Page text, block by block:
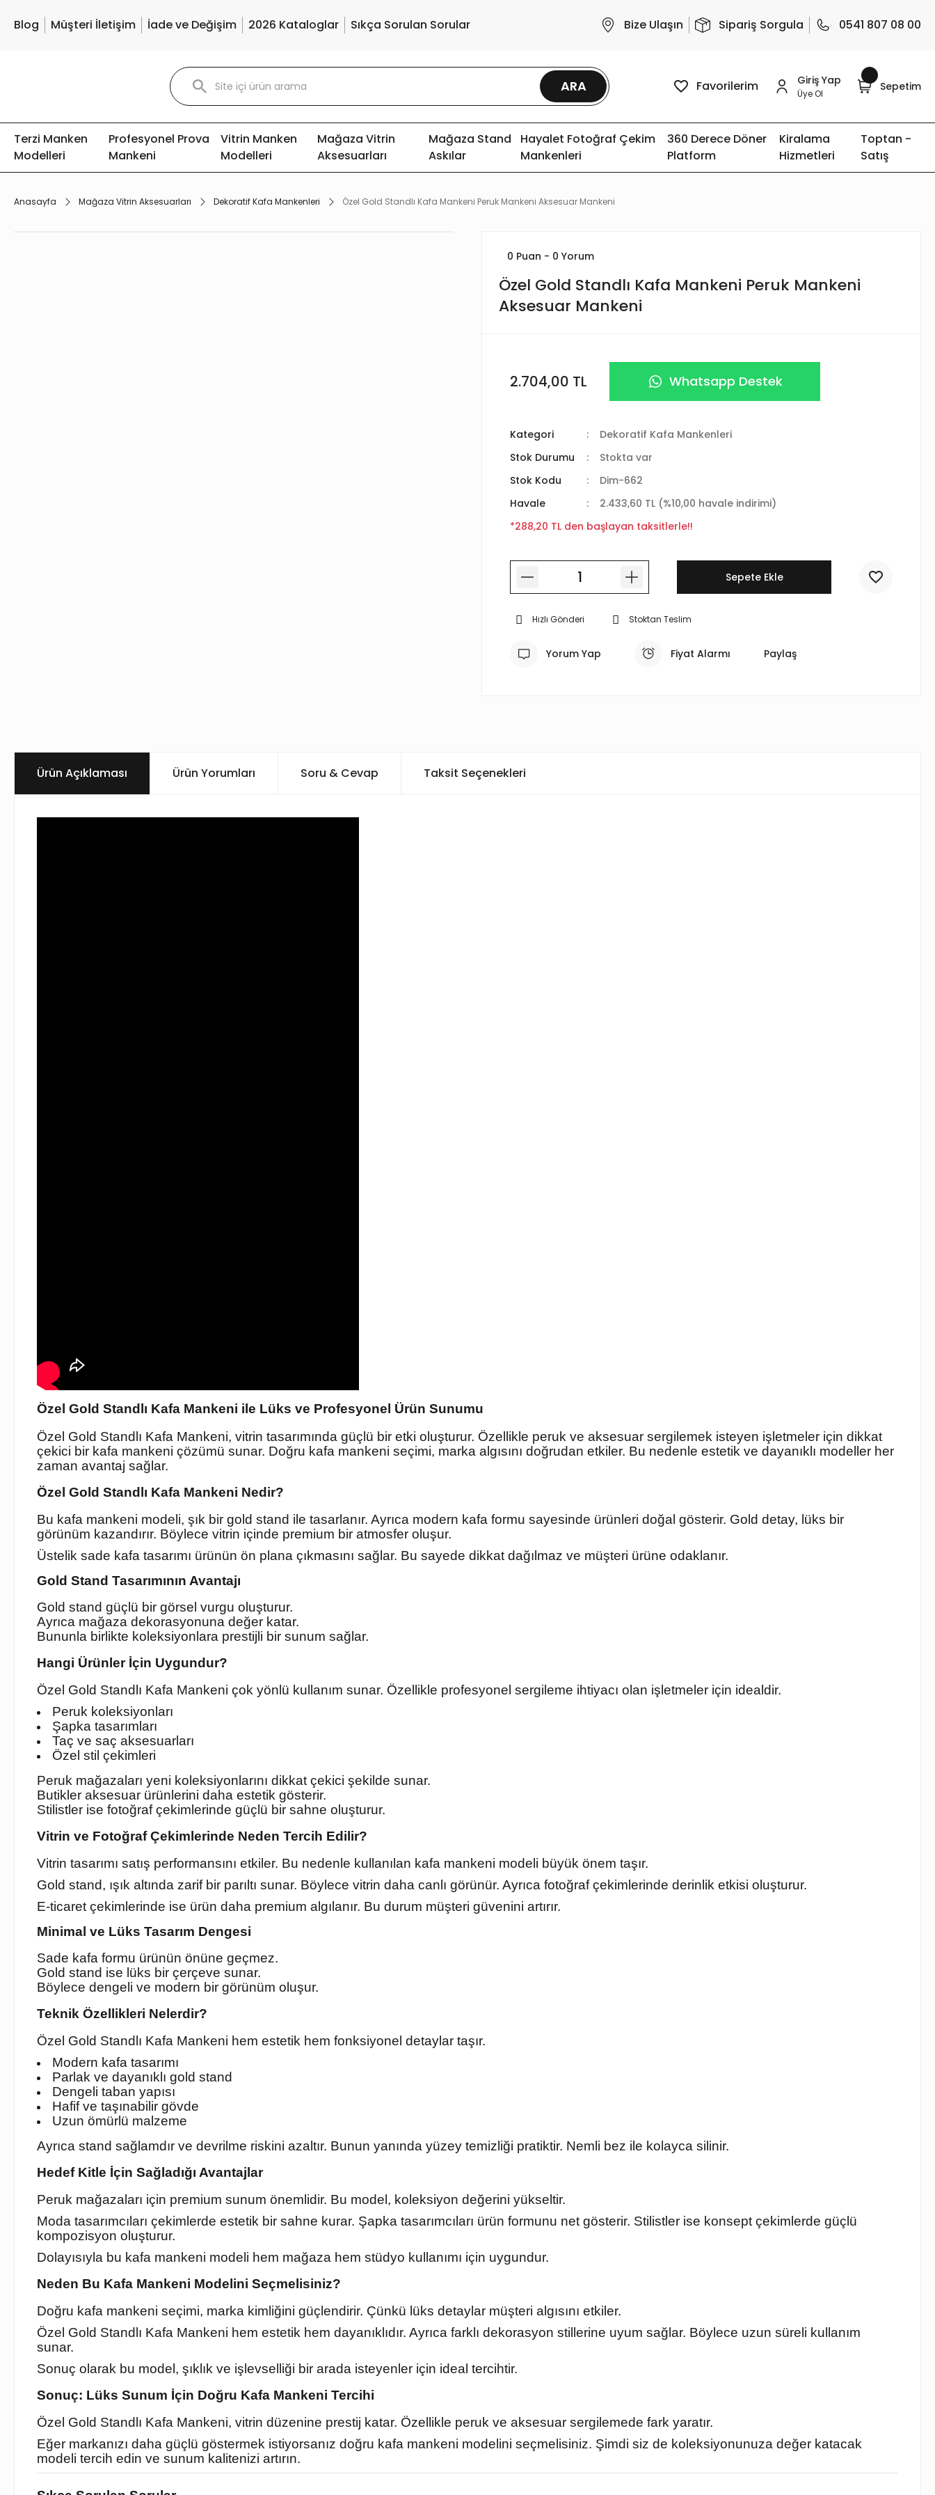
Blog Müşteri İletişim İade ve Değişim 2026 Kataloglar Sıkça Sorulan Sorular Bize Ulaşın Sipariş Sorgula 0541 807 08 00
ARA Favorilerim Giriş Yap
Üye Ol
Sepetim
Terzi Manken
Modelleri
Profesyonel Prova
Mankeni
Vitrin Manken
Modelleri
Mağaza Vitrin
Aksesuarları
Mağaza Stand
Askılar
Hayalet Fotoğraf Çekim
Mankenleri
360 Derece Döner
Platform
Kiralama
Hizmetleri
Toptan -
Satış
Anasayfa Mağaza Vitrin Aksesuarları Dekoratif Kafa Mankenleri Özel Gold Standlı Kafa Mankeni Peruk Mankeni Aksesuar Mankeni
0 Puan - 0 Yorum
Özel Gold Standlı Kafa Mankeni Peruk Mankeni
Aksesuar Mankeni
2.704,00 TL Whatsapp Destek
Kategori
Dekoratif Kafa Mankenleri
Stok Durumu
Stokta var
Stok Kodu
Dim-662
Havale
2.433,60 TL (%10,00 havale indirimi)
*288,20 TL den başlayan taksitlerle!!
Sepete Ekle
Hızlı Gönderi Stoktan Teslim
Yorum Yap Fiyat Alarmı Paylaş
Ürün Açıklaması Ürün Yorumları Soru & Cevap Taksit Seçenekleri
Özel Gold Standlı Kafa Mankeni ile Lüks ve Profesyonel Ürün Sunumu
Özel Gold Standlı Kafa Mankeni, vitrin tasarımında güçlü bir etki oluşturur. Özellikle peruk ve aksesuar sergilemek isteyen işletmeler için dikkat
çekici bir kafa mankeni çözümü sunar. Doğru kafa mankeni seçimi, marka algısını doğrudan etkiler. Bu nedenle estetik ve dayanıklı modeller her
zaman avantaj sağlar.
Özel Gold Standlı Kafa Mankeni Nedir?
Bu kafa mankeni modeli, şık bir gold stand ile tasarlanır. Ayrıca modern kafa formu sayesinde ürünleri doğal gösterir. Gold detay, lüks bir
görünüm kazandırır. Böylece vitrin içinde premium bir atmosfer oluşur.
Üstelik sade kafa tasarımı ürünün ön plana çıkmasını sağlar. Bu sayede dikkat dağılmaz ve müşteri ürüne odaklanır.
Gold Stand Tasarımının Avantajı
Gold stand güçlü bir görsel vurgu oluşturur.
Ayrıca mağaza dekorasyonuna değer katar.
Bununla birlikte koleksiyonlara prestijli bir sunum sağlar.
Hangi Ürünler İçin Uygundur?
Özel Gold Standlı Kafa Mankeni çok yönlü kullanım sunar. Özellikle profesyonel sergileme ihtiyacı olan işletmeler için idealdir.
Peruk koleksiyonları
Şapka tasarımları
Taç ve saç aksesuarları
Özel stil çekimleri
Peruk mağazaları yeni koleksiyonlarını dikkat çekici şekilde sunar.
Butikler aksesuar ürünlerini daha estetik gösterir.
Stilistler ise fotoğraf çekimlerinde güçlü bir sahne oluşturur.
Vitrin ve Fotoğraf Çekimlerinde Neden Tercih Edilir?
Vitrin tasarımı satış performansını etkiler. Bu nedenle kullanılan kafa mankeni modeli büyük önem taşır.
Gold stand, ışık altında zarif bir parıltı sunar. Böylece vitrin daha canlı görünür. Ayrıca fotoğraf çekimlerinde derinlik etkisi oluşturur.
E-ticaret çekimlerinde ise ürün daha premium algılanır. Bu durum müşteri güvenini artırır.
Minimal ve Lüks Tasarım Dengesi
Sade kafa formu ürünün önüne geçmez.
Gold stand ise lüks bir çerçeve sunar.
Böylece dengeli ve modern bir görünüm oluşur.
Teknik Özellikleri Nelerdir?
Özel Gold Standlı Kafa Mankeni hem estetik hem fonksiyonel detaylar taşır.
Modern kafa tasarımı
Parlak ve dayanıklı gold stand
Dengeli taban yapısı
Hafif ve taşınabilir gövde
Uzun ömürlü malzeme
Ayrıca stand sağlamdır ve devrilme riskini azaltır. Bunun yanında yüzey temizliği pratiktir. Nemli bez ile kolayca silinir.
Hedef Kitle İçin Sağladığı Avantajlar
Peruk mağazaları için premium sunum önemlidir. Bu model, koleksiyon değerini yükseltir.
Moda tasarımcıları çekimlerde estetik bir sahne kurar. Şapka tasarımcıları ürün formunu net gösterir. Stilistler ise konsept çekimlerde güçlü
kompozisyon oluşturur.
Dolayısıyla bu kafa mankeni modeli hem mağaza hem stüdyo kullanımı için uygundur.
Neden Bu Kafa Mankeni Modelini Seçmelisiniz?
Doğru kafa mankeni seçimi, marka kimliğini güçlendirir. Çünkü lüks detaylar müşteri algısını etkiler.
Özel Gold Standlı Kafa Mankeni hem estetik hem dayanıklıdır. Ayrıca farklı dekorasyon stillerine uyum sağlar. Böylece uzun süreli kullanım
sunar.
Sonuç olarak bu model, şıklık ve işlevselliği bir arada isteyenler için ideal tercihtir.
Sonuç: Lüks Sunum İçin Doğru Kafa Mankeni Tercihi
Özel Gold Standlı Kafa Mankeni, vitrin düzenine prestij katar. Özellikle peruk ve aksesuar sergilemede fark yaratır.
Eğer markanızı daha güçlü göstermek istiyorsanız doğru kafa mankeni modelini seçmelisiniz. Şimdi siz de koleksiyonunuza değer katacak
modeli tercih edin ve sunum kalitenizi artırın.